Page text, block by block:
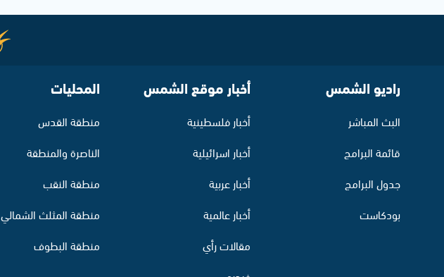
راديو الشمس
البث المباشر
قائمة البرامج
جدول البرامج
بودكاست
أخبار موقع الشمس
أخبار فلسطينية
أخبار اسرائيلية
أخبار عربية
أخبار عالمية
مقالات رأي
المحليات
منطقة القدس
الناصرة والمنطقة
منطقة النقب
منطقة المثلث الشمالي
منطقة البطوف